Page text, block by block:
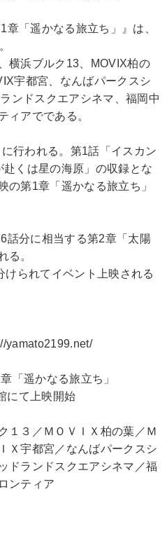
「遥かなる旅立ち」』は、
横浜ブルク13、MOVIX柏の
宇都宮、なんばパークスシ
ンドスクエアシネマ、福岡中
ィアでである。
行われる。第1話「イスカン
くは星の海原」の収録とな
の第1章「遥かなる旅立ち」
話分に相当する第2章「太陽
る。
られてイベント上映される
「遥かなる旅立ち」
にて上映開始
１３／ＭＯＶＩＸ柏の葉／Ｍ
Ｘ宇都宮／なんばパークスシ
ドランドスクエアシネマ／福
ンティア